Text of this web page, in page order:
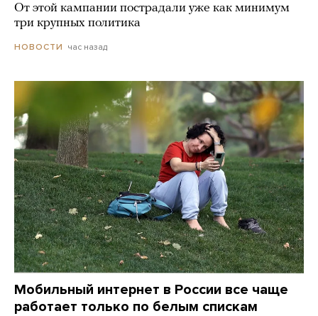
От этой кампании пострадали уже как минимум
три крупных политика
НОВОСТИ час назад
Мобильный интернет в России все чаще
работает только по белым спискам